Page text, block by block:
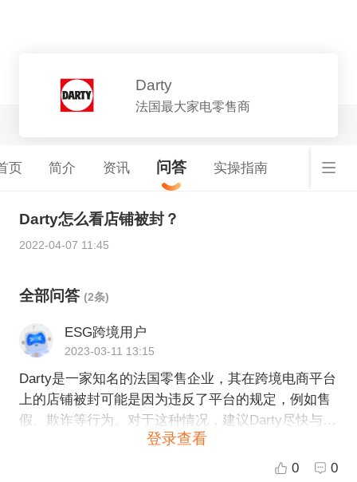
Darty
法国最大家电零售商
页 简介 资讯 问答 实操指南
Darty怎么看店铺被封？
2022-04-07 11:45
全部问答 (2条)
ESG跨境用户
2023-03-11 13:15
Darty是一家知名的法国零售企业，其在跨境电商平台
上的店铺被封可能是因为违反了平台的规定，例如售
假、欺诈等行为。对于这种情况，建议Darty尽快与平
台联系沟通，了解被封店铺的具体原因，并积极采取
措施进行整改。同时也要在日后的经营中更加注意遵
登录查看
0 0